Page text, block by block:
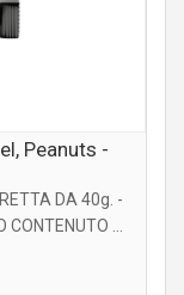
Peanuts -
DA 40g. -
CONTENUTO ...